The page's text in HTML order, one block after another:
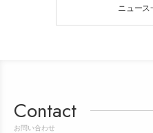
ニュー
Contact
お問い合わせ